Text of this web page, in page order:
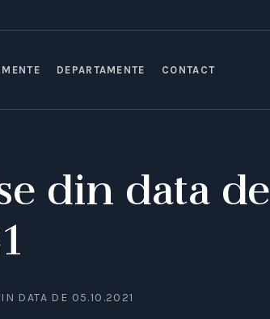
DEPARTAMENTE CONTACT
din data de
DATA DE 05.10.2021